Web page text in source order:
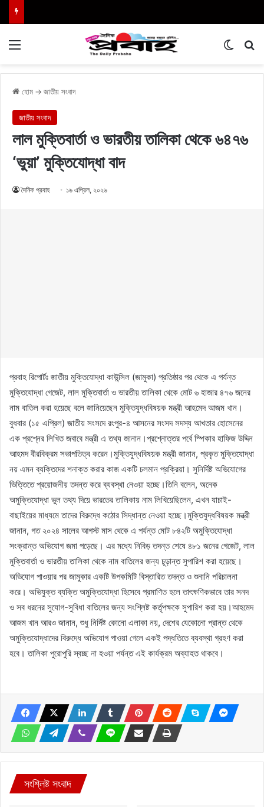
হোম → জাতীয় সংবাদ
জাতীয় সংবাদ
লাল মুক্তিবার্তা ও ভারতীয় তালিকা থেকে ৬৪৭৬
‘ভুয়া’ মুক্তিযোদ্ধা বাদ
দৈনিক প্রবাহ ১৬ এপ্রিল, ২০২৬
প্রবাহ রিপোর্টঃ জাতীয় মুক্তিযোদ্ধা কাউন্সিল (জামুকা) প্রতিষ্ঠার পর থেকে এ পর্যন্ত
মুক্তিযোদ্ধা গেজেট, লাল মুক্তিবার্তা ও ভারতীয় তালিকা থেকে মোট ৬ হাজার ৪৭৬ জনের
নাম বাতিল করা হয়েছে বলে জানিয়েছেন মুক্তিযুদ্ধবিষয়ক মন্ত্রী আহমেদ আজম খান।
বুধবার (১৫ এপ্রিল) জাতীয় সংসদে রংপুর-৪ আসনের সংসদ সদস্য আখতার হোসেনের
এক প্রশ্নের লিখিত জবাবে মন্ত্রী এ তথ্য জানান।প্রশ্নোত্তর পর্বে স্পিকার হাফিজ উদ্দিন
আহমদ বীরবিক্রম সভাপতিত্ব করেন।মুক্তিযুদ্ধবিষয়ক মন্ত্রী জানান, প্রকৃত মুক্তিযোদ্ধা
নয় এমন ব্যক্তিদের শনাক্ত করার কাজ একটি চলমান প্রক্রিয়া। সুনির্দিষ্ট অভিযোগের
ভিত্তিতে প্রয়োজনীয় তদন্ত করে ব্যবস্থা নেওয়া হচ্ছে।তিনি বলেন, অনেক
অমুক্তিযোদ্ধা ভুল তথ্য দিয়ে ভারতের তালিকায় নাম লিখিয়েছিলেন, এখন যাচাই-
বাছাইয়ের মাধ্যমে তাদের বিরুদ্ধে কঠোর সিদ্ধান্ত নেওয়া হচ্ছে।মুক্তিযুদ্ধবিষয়ক মন্ত্রী
জানান, গত ২০২৪ সালের আগস্ট মাস থেকে এ পর্যন্ত মোট ৮৪২টি অমুক্তিযোদ্ধা
সংক্রান্ত অভিযোগ জমা পড়েছে। এর মধ্যে নিবিড় তদন্ত শেষে ৪৮১ জনের গেজেট, লাল
মুক্তিবার্তা ও ভারতীয় তালিকা থেকে নাম বাতিলের জন্য চূড়ান্ত সুপারিশ করা হয়েছে।
অভিযোগ পাওয়ার পর জামুকার একটি উপকমিটি বিস্তারিত তদন্ত ও শুনানি পরিচালনা
করে। অভিযুক্ত ব্যক্তি অমুক্তিযোদ্ধা হিসেবে প্রমাণিত হলে তাৎক্ষণিকভাবে তার সনদ
ও সব ধরনের সুযোগ-সুবিধা বাতিলের জন্য সংশ্লিষ্ট কর্তৃপক্ষকে সুপারিশ করা হয়।আহমেদ
আজম খান আরও জানান, শুধু নির্দিষ্ট কোনো এলাকা নয়, দেশের যেকোনো প্রান্ত থেকে
অমুক্তিযোদ্ধাদের বিরুদ্ধে অভিযোগ পাওয়া গেলে একই পদ্ধতিতে ব্যবস্থা গ্রহণ করা
হবে। তালিকা পুরোপুরি স্বচ্ছ না হওয়া পর্যন্ত এই কার্যক্রম অব্যাহত থাকবে।
সংশ্লিষ্ট সংবাদ